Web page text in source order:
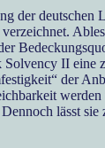
der deutschen
Solvency II eine
der
lässt sie